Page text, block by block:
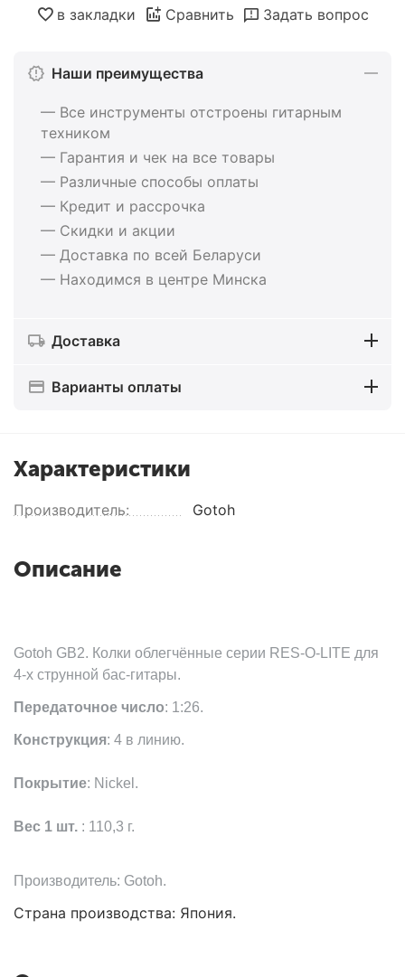
в закладки Сравнить Задать вопрос
Наши преимущества
— Все инструменты отстроены гитарным
техником
— Гарантия и чек на все товары
— Различные способы оплаты
— Кредит и рассрочка
— Скидки и акции
— Доставка по всей Беларуси
— Находимся в центре Минска
Доставка
Варианты оплаты
Характеристики
Производитель: Gotoh
Описание
Gotoh GB2. Колки облегчённые серии RES-O-LITE для
4-х струнной бас-гитары.
Передаточное число: 1:26.
Конструкция: 4 в линию.
Покрытие: Nickel.
Вес 1 шт. : 110,3 г.
Производитель: Gotoh.
Страна производства: Япония.